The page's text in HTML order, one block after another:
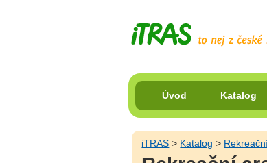
Úvod Katalog
iTRAS > Katalog >